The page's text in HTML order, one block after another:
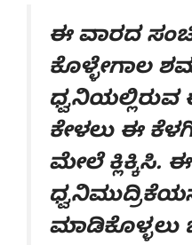
ಈ ವಾರದ
ಕೊಳ್ಳೇಗಾಲ
ಕೇಳಲು ಈ
ಮೇಲೆ ಕ್ಲಿಕ್ಕಿಸಿ. ಈ
ಮಾಡಿಕೊಳ್ಳಲು